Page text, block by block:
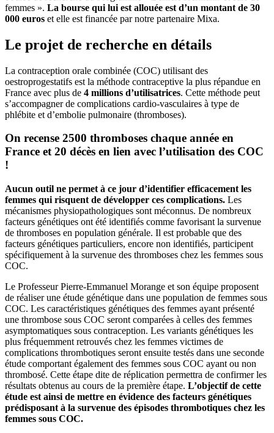
femmes ». La bourse qui lui est allouée est d’un montant de 30
000 euros et elle est financée par notre partenaire Mixa.
Le projet de recherche en détails
La contraception orale combinée (COC) utilisant des
oestroprogestatifs est la méthode contraceptive la plus répandue en
France avec plus de 4 millions d’utilisatrices. Cette méthode peut
s’accompagner de complications cardio-vasculaires à type de
phlébite et d’embolie pulmonaire (thromboses).
On recense 2500 thromboses chaque année en
France et 20 décès en lien avec l’utilisation des COC
!
Aucun outil ne permet à ce jour d’identifier efficacement les
femmes qui risquent de développer ces complications. Les
mécanismes physiopathologiques sont méconnus. De nombreux
facteurs génétiques ont été identifiés comme favorisant la survenue
de thromboses en population générale. Il est probable que des
facteurs génétiques particuliers, encore non identifiés, participent
spécifiquement à la survenue des thromboses chez les femmes sous
COC.
Le Professeur Pierre-Emmanuel Morange et son équipe proposent
de réaliser une étude génétique dans une population de femmes sous
COC. Les caractéristiques génétiques des femmes ayant présenté
une thrombose sous COC seront comparées à celles des femmes
asymptomatiques sous contraception. Les variants génétiques les
plus fréquemment retrouvés chez les femmes victimes de
complications thrombotiques seront ensuite testés dans une seconde
étude comportant également des femmes sous COC ayant ou non
thrombosé. Cette étape dite de réplication permettra de confirmer les
résultats obtenus au cours de la première étape. L’objectif de cette
étude est ainsi de mettre en évidence des facteurs génétiques
prédisposant à la survenue des épisodes thrombotiques chez les
femmes sous COC.